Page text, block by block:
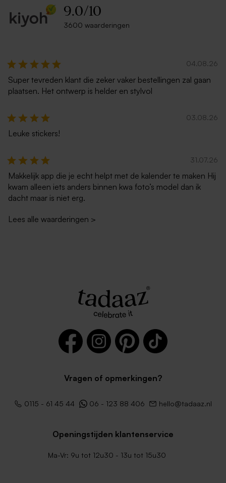
Trendy ecru envelop
9.0/10
3600 waarderingen
04.08.26
Super tevreden klant die zeker vaker bestellingen zal gaan
plaatsen. Het ontwerp is helder en stylvol
03.08.26
Leuke stickers!
31.07.26
Makkelijk app die je echt helpt met de kalender te maken Hij
kwam alleen iets anders binnen kwa foto’s model dan ik
dacht maar is niet erg.
Lees alle waarderingen >
Vragen of opmerkingen?
0115 - 61 45 44 06 - 123 88 406 hello@tadaaz.nl
Openingstijden klantenservice
Ma-Vr: 9u tot 12u30 - 13u tot 15u30